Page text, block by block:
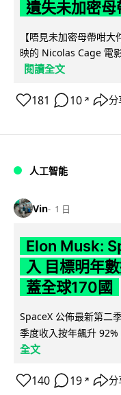
遺失未加密母
【唔見未加密母帶咁
映的 Nicolas Cage 電
閱讀全文
181 10 ↗ 分
人工智能
Vin 1 日
Elon Musk:
入 目標明年
蓋全球170國
SpaceX 公佈最新第二
季度收入按年飆升
全文
140 19 ↗ 分